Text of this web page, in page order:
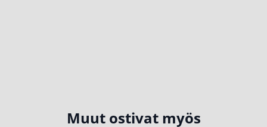
Muut ostivat myös